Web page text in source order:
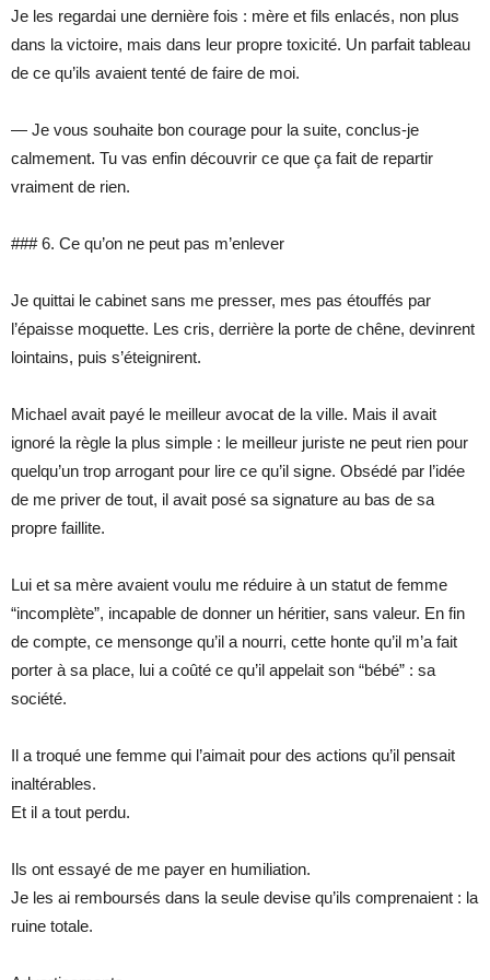
Je les regardai une dernière fois : mère et fils enlacés, non plus
dans la victoire, mais dans leur propre toxicité. Un parfait tableau
de ce qu’ils avaient tenté de faire de moi.
— Je vous souhaite bon courage pour la suite, conclus-je
calmement. Tu vas enfin découvrir ce que ça fait de repartir
vraiment de rien.
### 6. Ce qu’on ne peut pas m’enlever
Je quittai le cabinet sans me presser, mes pas étouffés par
l’épaisse moquette. Les cris, derrière la porte de chêne, devinrent
lointains, puis s’éteignirent.
Michael avait payé le meilleur avocat de la ville. Mais il avait
ignoré la règle la plus simple : le meilleur juriste ne peut rien pour
quelqu’un trop arrogant pour lire ce qu’il signe. Obsédé par l’idée
de me priver de tout, il avait posé sa signature au bas de sa
propre faillite.
Lui et sa mère avaient voulu me réduire à un statut de femme
“incomplète”, incapable de donner un héritier, sans valeur. En fin
de compte, ce mensonge qu’il a nourri, cette honte qu’il m’a fait
porter à sa place, lui a coûté ce qu’il appelait son “bébé” : sa
société.
Il a troqué une femme qui l’aimait pour des actions qu’il pensait
inaltérables.
Et il a tout perdu.
Ils ont essayé de me payer en humiliation.
Je les ai remboursés dans la seule devise qu’ils comprenaient : la
ruine totale.